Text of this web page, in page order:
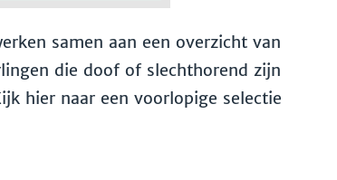
samen aan een overzicht van
die doof of slechthorend zijn
hier naar een voorlopige selectie